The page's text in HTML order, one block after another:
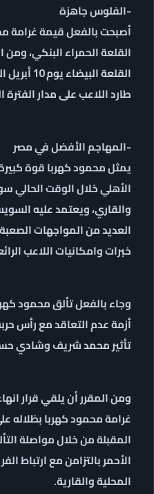
-الفلوس جاهزة
أصبحت بالفعل قيمة غرامة
القلعة الحمراء البنكي،
القلعة
طارد اللاعب على مدار الفترة
-المهاجم الأفضل في مصر
يمثل محمود كهربا قوة
الأهلي خلال الوقت الحالي
والقاري، ويعتمد عليه
العديد من المواجهات
خبرات وامكانيات اللاعب
وجاء بالفعل تألق محمود
أزمة عدم التعاقد مع رأس
تأثير محمد شريف وشادي
ومن المقرر أن يلقي قرار
غرامة محمود كهربا بظلاله
المقبلة من خلال مواصلة
الأحمر بالتزامن مع ارتباط
المحلية والقارية.